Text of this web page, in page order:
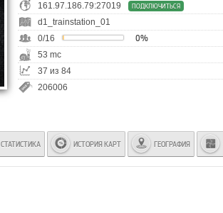
161.97.186.79:27019
ПОДКЛЮЧИТЬСЯ
d1_trainstation_01
0/16
0%
53 mc
37 из 84
206006
СТАТИСТИКА ИСТОРИЯ КАРТ ГЕОГРАФИЯ